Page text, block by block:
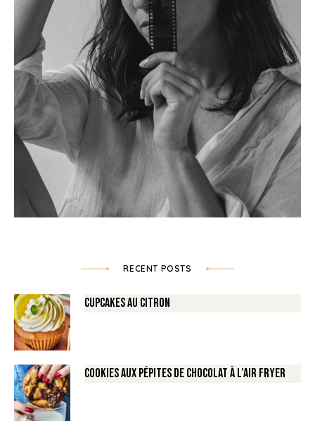
RECENT POSTS
Cupcakes au Citron
Cookies aux pépites de Chocolat à l’air fryer